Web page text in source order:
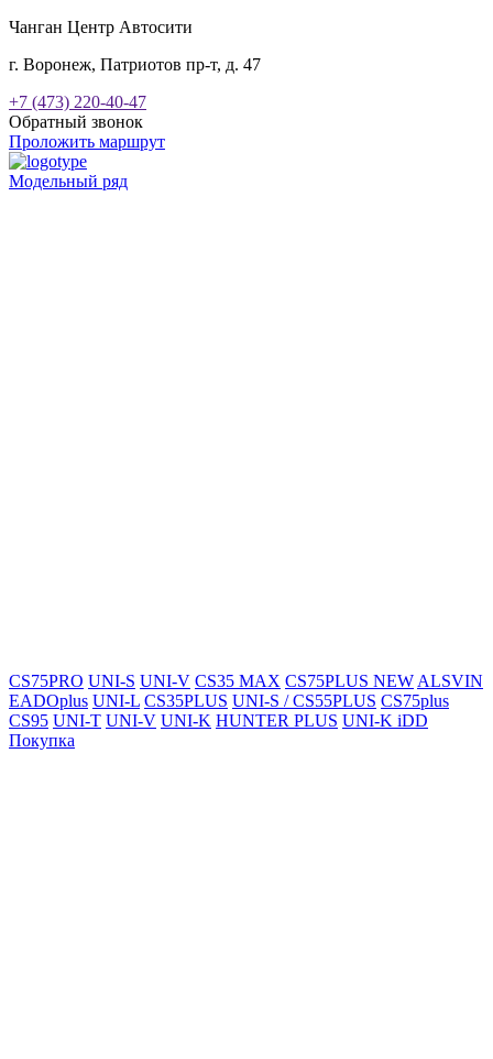
Чанган Центр Автосити
г. Воронеж, Патриотов пр-т, д. 47
+7 (473) 220-40-47
Обратный звонок
Проложить маршрут
Модельный ряд
CS75PRO UNI-S UNI-V CS35 MAX CS75PLUS NEW ALSVIN
EADOplus UNI-L CS35PLUS UNI-S / CS55PLUS CS75plus
CS95 UNI-T UNI-V UNI-K HUNTER PLUS UNI-K iDD
Покупка